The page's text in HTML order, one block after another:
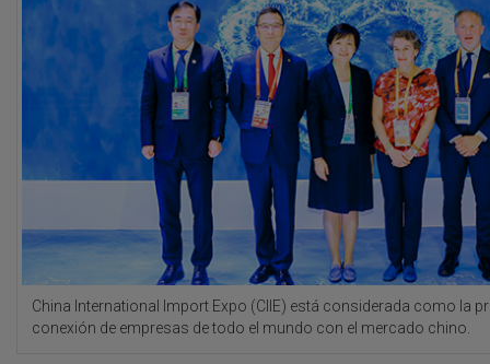
China International Import Expo (CIIE) está considerada como la
conexión de empresas de todo el mundo con el mercado chino.